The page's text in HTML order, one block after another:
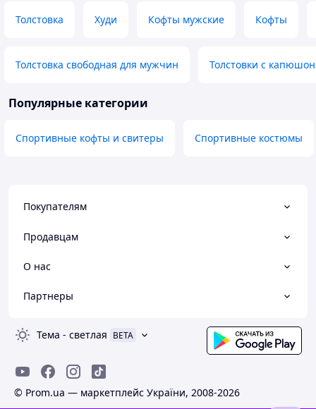
Толстовка Худи Кофты мужские Кофты
Толстовка свободная для мужчин Толстовки с
Популярные категории
Спортивные кофты и свитеры Спортивные костюмы
Покупателям
Продавцам
О нас
Партнеры
Тема - светлая BETA
© Prom.ua — маркетплейс України, 2008-2026